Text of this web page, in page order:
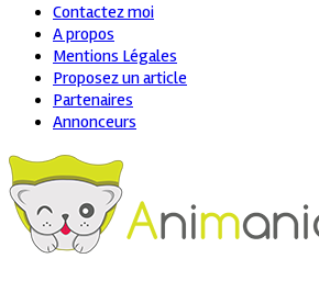
Contactez moi
A propos
Mentions Légales
Proposez un article
Partenaires
Annonceurs